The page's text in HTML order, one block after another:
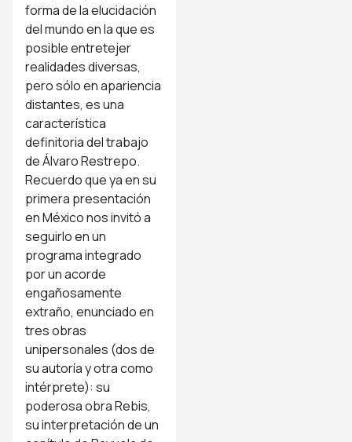
forma de la elucidación
del mundo en la que es
posible entretejer
realidades diversas,
pero sólo en apariencia
distantes, es una
característica
definitoria del trabajo
de Álvaro Restrepo.
Recuerdo que ya en su
primera presentación
en México nos invitó a
seguirlo en un
programa integrado
por un acorde
engañosamente
extraño, enunciado en
tres obras
unipersonales (dos de
su autoría y otra como
intérprete): su
poderosa obra Rebis,
su interpretación de un